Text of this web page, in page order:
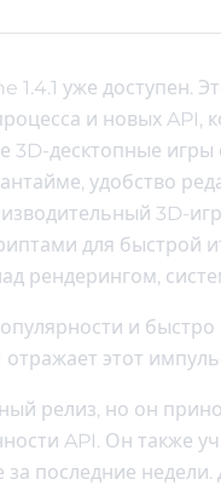
1.4.1 уже доступен.
и новых API,
3D-десктопные
удобство
3D-
для быстрой
рендерингом,
и
отражает этот
релиз, но он
API. Он также
за последние